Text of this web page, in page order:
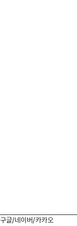
구글/네이버/카카오